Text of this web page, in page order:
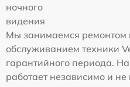
ночного
видения
Мы занимаемся ремонтом
обслуживанием техники
гарантийного периода.
работает независимо и